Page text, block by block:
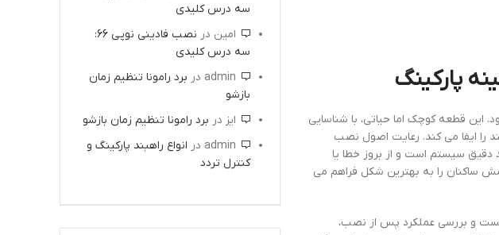
پارکینگ
این قطعه کوچک اما حیاتی، با شناسایی
را ایفا می کند. رعایت اصول نصب
دقیق سیستم است و از بروز خطا یا
ساکنان را به بهترین شکل فراهم می
و بررسی عملکرد پس از نصب،
سه درس کلیدی
امین در
نصب فادینی نوپی 66:
سه درس کلیدی
admin در برد رامونا تنظیم زمان
بازشو
ایز در برد رامونا تنظیم زمان بازشو
admin در انواع راهبند پارکینگ و
کنترل تردد